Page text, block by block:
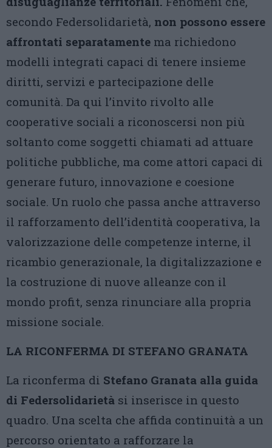
secondo Federsolidarietà, non possono essere
affrontati separatamente ma richiedono
modelli integrati capaci di tenere insieme
diritti, servizi e partecipazione delle
comunità. Da qui l’invito rivolto alle
cooperative sociali a riconoscersi non più
soltanto come soggetti chiamati ad attuare
politiche pubbliche, ma come attori capaci di
generare futuro, innovazione e coesione
sociale. Un ruolo che passa anche attraverso
il rafforzamento dell’identità cooperativa, la
valorizzazione delle competenze interne, il
ricambio generazionale, la digitalizzazione e
la costruzione di nuove alleanze con il
mondo profit, senza rinunciare alla propria
missione sociale.
LA RICONFERMA DI STEFANO GRANATA
La riconferma di Stefano Granata alla guida
di Federsolidarietà si inserisce in questo
quadro. Una scelta che affida continuità a un
percorso orientato a rafforzare la